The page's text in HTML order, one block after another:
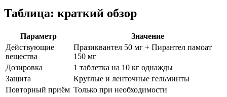
Таблица: краткий обзор
Параметр
Значение
Действующие
вещества
Празиквантел 50 мг + Пирантел памоат
150 мг
Дозировка
1 таблетка на 10 кг однажды
Защита
Круглые и ленточные гельминты
Повторный приём Только при необходимости